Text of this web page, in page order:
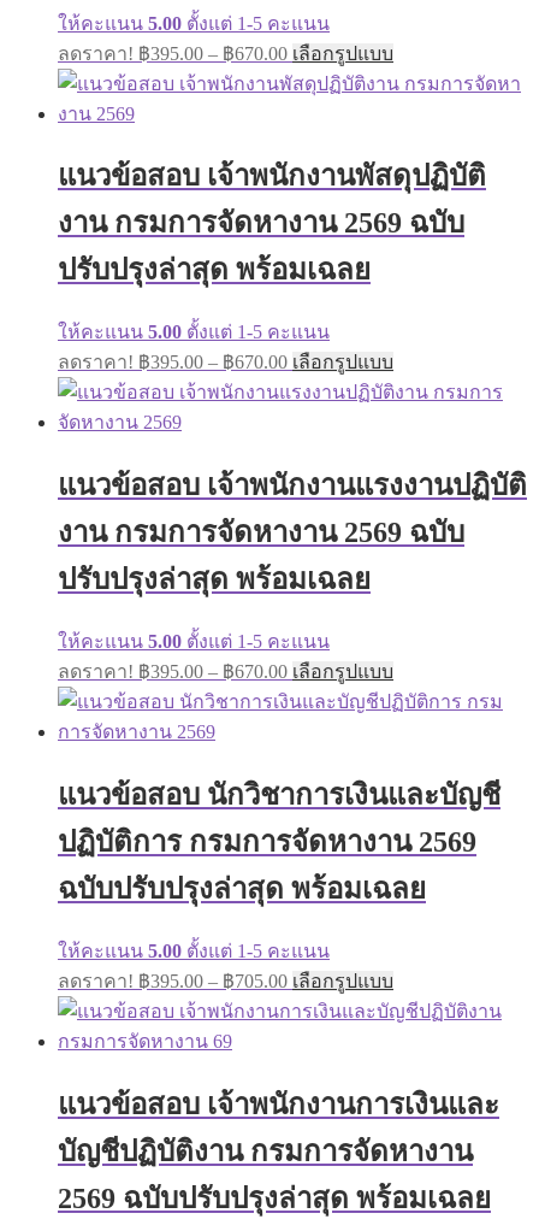
ให้คะแนน 5.00 ตั้งแต่ 1-5 คะแนน
ลดราคา! ฿395.00 – ฿670.00Price
range:
฿395.00
เลือกรูปแบบ
product
has
options
may
be
chosen
แนวข้อสอบ เจ้าพนักงานพัสดุปฏิบัติ
งาน กรมการจัดหางาน 2569 ฉบับ
ปรับปรุงล่าสุด พร้อมเฉลย
ให้คะแนน 5.00 ตั้งแต่ 1-5 คะแนน
ลดราคา! ฿395.00 – ฿670.00Price
range:
฿395.00
เลือกรูปแบบ
product
has
options
be
chosen
แนวข้อสอบ เจ้าพนักงานแรงงานปฏิบัติ
งาน กรมการจัดหางาน 2569 ฉบับ
ปรับปรุงล่าสุด พร้อมเฉลย
ให้คะแนน 5.00 ตั้งแต่ 1-5 คะแนน
ลดราคา! ฿395.00 – ฿670.00Price
range:
฿395.00
เลือกรูปแบบ
product
has
options
be
chosen
on
the
แนวข้อสอบ นักวิชาการเงินและบัญชี
ปฏิบัติการ กรมการจัดหางาน 2569
ฉบับปรับปรุงล่าสุด พร้อมเฉลย
ให้คะแนน 5.00 ตั้งแต่ 1-5 คะแนน
ลดราคา! ฿395.00 – ฿705.00Price
range:
฿395.00
เลือกรูปแบบ
product
has
options
be
chosen
on
the
แนวข้อสอบ เจ้าพนักงานการเงินและ
บัญชีปฏิบัติงาน กรมการจัดหางาน
2569 ฉบับปรับปรุงล่าสุด พร้อมเฉลย